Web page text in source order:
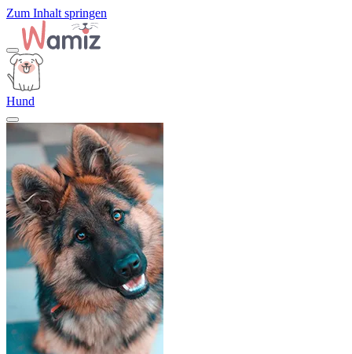
Zum Inhalt springen
Hund